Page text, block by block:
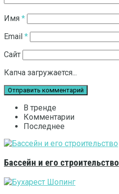
Имя *
Email *
Сайт
Капча загружается...
В тренде
Комментарии
Последнее
Бассейн и его строительство